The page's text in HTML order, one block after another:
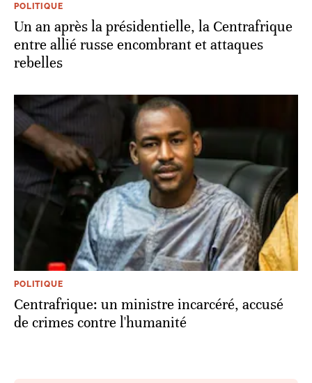
POLITIQUE
Un an après la présidentielle, la Centrafrique
entre allié russe encombrant et attaques
rebelles
POLITIQUE
Centrafrique: un ministre incarcéré, accusé
de crimes contre l'humanité